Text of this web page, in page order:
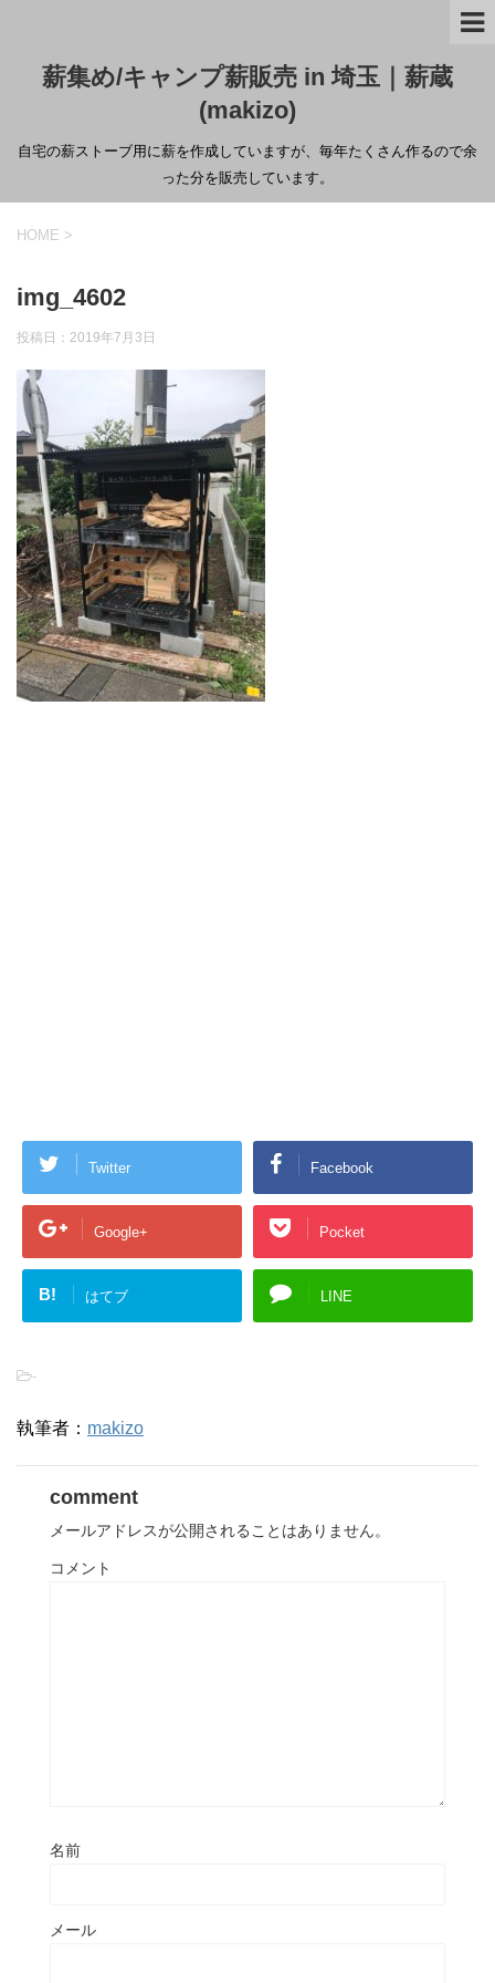
薪集め/キャンプ薪販売 in 埼玉｜薪蔵
(makizo)
自宅の薪ストーブ用に薪を作成していますが、毎年たくさん作るので余
った分を販売しています。
HOME >
img_4602
投稿日： 2019年7月3日
Twitter Facebook
Google+ Pocket
B! はてブ LINE
-
執筆者： makizo
comment
メールアドレスが公開されることはありません。
コメント
名前
メール